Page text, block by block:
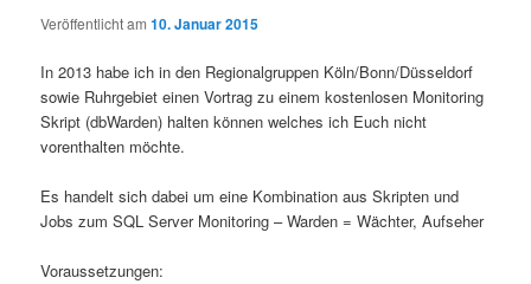
Veröffentlicht am10. Januar 2015
In 2013 habe ich in den Regionalgruppen Köln/Bonn/Düsseldorf
sowie Ruhrgebiet einen Vortrag zu einem kostenlosen Monitoring
Skript (dbWarden) halten können welches ich Euch nicht
vorenthalten möchte.
Es handelt sich dabei um eine Kombination aus Skripten und
Jobs zum SQL Server Monitoring – Warden = Wächter, Aufseher
Voraussetzungen: